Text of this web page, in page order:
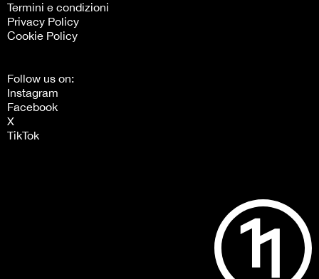
Termini e condizioni
Privacy Policy
Cookie Policy
Follow us on:
Instagram
Facebook
X
TikTok